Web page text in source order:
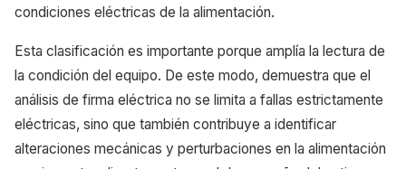
condiciones eléctricas de la alimentación.
Esta clasificación es importante porque amplía la lectura de
la condición del equipo. De este modo, demuestra que el
análisis de firma eléctrica no se limita a fallas estrictamente
eléctricas, sino que también contribuye a identificar
alteraciones mecánicas y perturbaciones en la alimentación